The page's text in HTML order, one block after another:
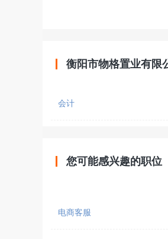
衡阳市物格置业有限
会计
您可能感兴趣的职位
电商客服